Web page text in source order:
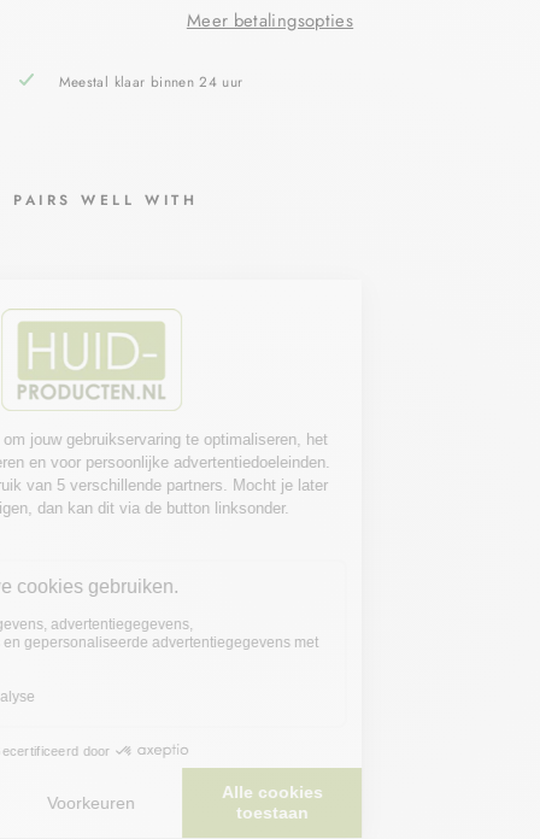
Meer betalingsopties
Meestal klaar binnen 24 uur
PAIRS WELL WITH
RI
N
N
PI
GM
EN
T
CO
NT
TIN
D
ME
F5
0
EUCERIN